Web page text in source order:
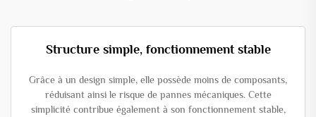
Structure simple, fonctionnement stable
Grâce à un design simple, elle possède moins de composants,
réduisant ainsi le risque de pannes mécaniques. Cette
simplicité contribue également à son fonctionnement stable,